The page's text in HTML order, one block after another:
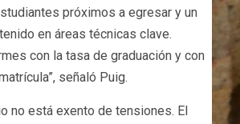
próximos a egresar y un
en áreas técnicas clave.
con la tasa de graduación y con
señaló Puig.
no está exento de tensiones. El